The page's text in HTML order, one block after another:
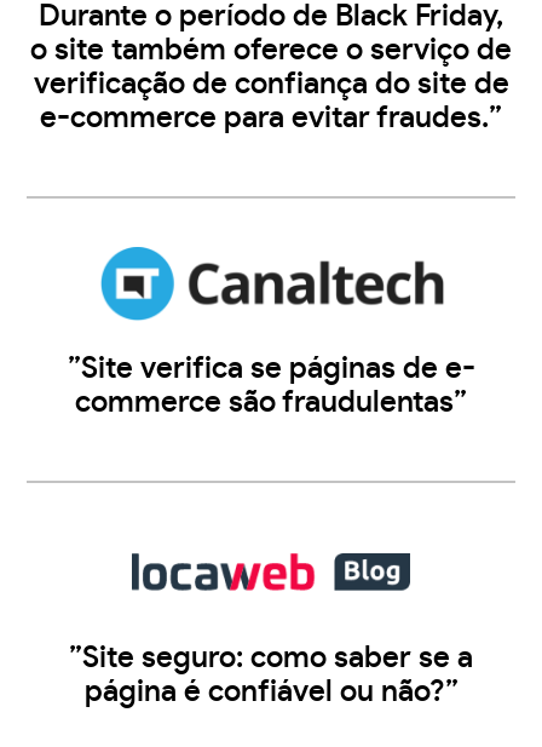
Durante o período de Black Friday,
o site também oferece o serviço de
verificação de confiança do site de
e-commerce para evitar fraudes.”
”Site verifica se páginas de e-
commerce são fraudulentas”
”Site seguro: como saber se a
página é confiável ou não?”